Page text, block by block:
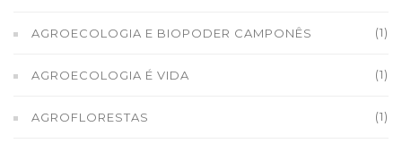
AGROECOLOGIA E BIOPODER CAMPONÊS (1)
AGROECOLOGIA É VIDA (1)
AGROFLORESTAS (1)